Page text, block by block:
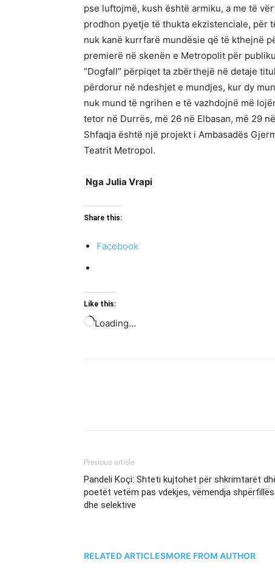
pse luftojmë, kush është armiku, a me të
prodhon pyetje të thukta ekzistenciale, për
nuk kanë kurrfarë mundësie që të kthejnë
premierë në skenën e Metropolit për
“Dogfall” përpiqet ta zbërthejë në detaje
përdorur në ndeshjet e mundjes, kur dy
nuk mund të ngrihen e të vazhdojnë më
tetor në Durrës, më 26 në Elbasan, më 29
Shfaqja është një projekt i Ambasadës
Teatrit Metropol.
Nga Julia Vrapi
Share this:
Facebook
Like this:
Loading…
Previous article
Pandeli Koçi: Shteti kujtohet për shkrimtarët
poetët vetëm pas vdekjes, vëmendja
dhe selektive
RELATED ARTICLESMORE FROM AUTHOR